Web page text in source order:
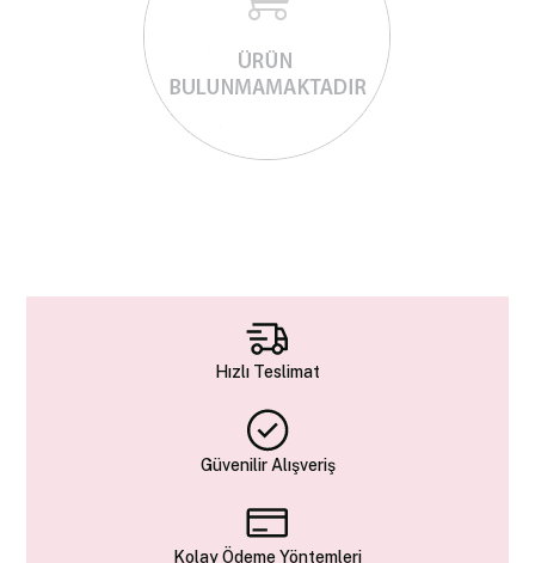
Hızlı Teslimat
Güvenilir Alışveriş
Kolay Ödeme Yöntemleri